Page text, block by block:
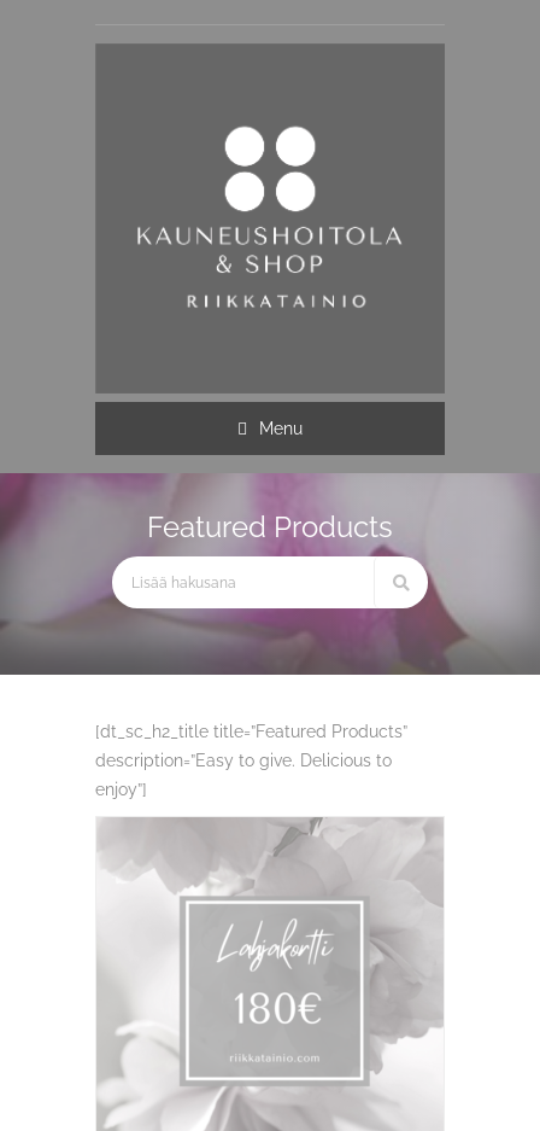
Menu
Featured Products
[dt_sc_h2_title title=”Featured Products”
description=”Easy to give. Delicious to
enjoy”]